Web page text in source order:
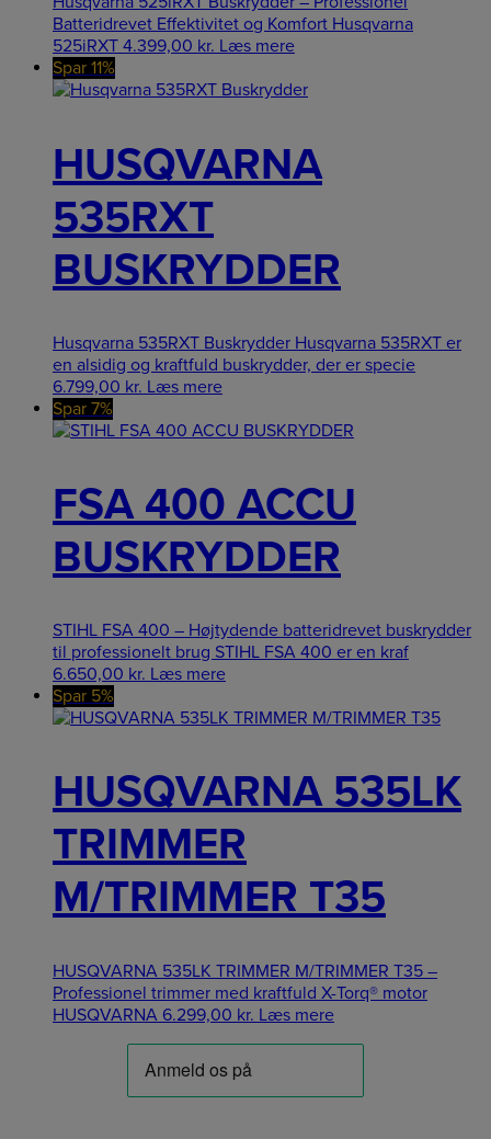
Batteridrevet Effektivitet og Komfort Husqvarna
525iRXT 4.399,00 kr. Læs mere
Spar 11%
HUSQVARNA
535RXT
BUSKRYDDER
Husqvarna 535RXT Buskrydder Husqvarna 535RXT er
en alsidig og kraftfuld buskrydder, der er specie
6.799,00 kr. Læs mere
Spar 7%
FSA 400 ACCU
BUSKRYDDER
STIHL FSA 400 – Højtydende batteridrevet buskrydder
til professionelt brug STIHL FSA 400 er en kraf
6.650,00 kr. Læs mere
Spar 5%
HUSQVARNA 535LK
TRIMMER
M/TRIMMER T35
HUSQVARNA 535LK TRIMMER M/TRIMMER T35 –
Professionel trimmer med kraftfuld X-Torq® motor
HUSQVARNA 6.299,00 kr. Læs mere